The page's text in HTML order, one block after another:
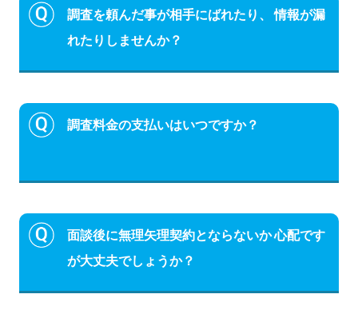
調査を頼んだ事が相手にばれたり、 情報が漏
れたりしませんか？
調査料金の支払いはいつですか？
面談後に無理矢理契約とならないか 心配です
が大丈夫でしょうか？